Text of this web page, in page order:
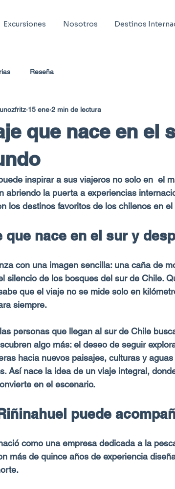
Excursiones Nosotros Destinos
Reseña
que nace en el
15 ene 2 min de lectura
inspirar a sus viajeros no solo en  el
abriendo la puerta a experiencias
los destinos favoritos de los chilenos en el
que nace en el sur y
con una imagen sencilla: una caña de
silencio de los bosques del sur de Chile.
que el viaje no se mide solo en
siempre.​
personas que llegan al sur de Chile
algo más: el deseo de seguir
hacia nuevos paisajes, culturas y
Así nace la idea de un viaje integral,
en el escenario.​
puede
como una empresa dedicada a la
más de quince años de experiencia